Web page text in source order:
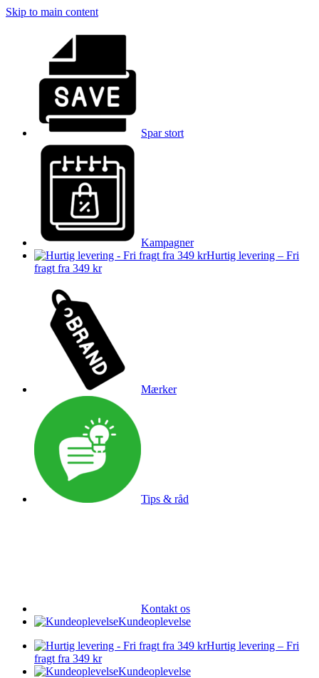
Skip to main content
Spar stort
Kampagner
Hurtig levering – Fri
fragt fra 349 kr
Mærker
Tips & råd
Kontakt os
Kundeoplevelse
Hurtig levering – Fri
fragt fra 349 kr
Kundeoplevelse